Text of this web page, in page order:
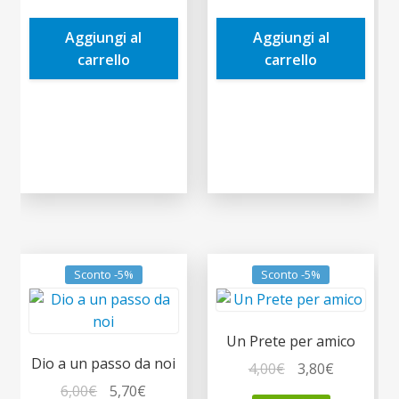
era:
10,00€.
è:
Aggiungi al
carrello
era:
14,00€.
è:
Aggiungi al
carrello
Sconto -5%
Dio a un passo da noi
6,00€ 5,70€
Sconto -5%
Un Prete per amico
4,00€
prezzo
3,80€Il